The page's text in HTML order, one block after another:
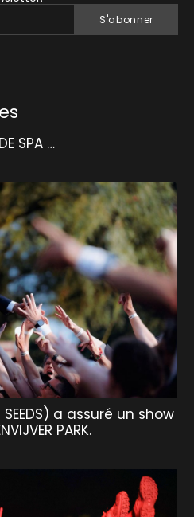
S'abonner
SPA …
SEEDS) a assuré un show
PARK.